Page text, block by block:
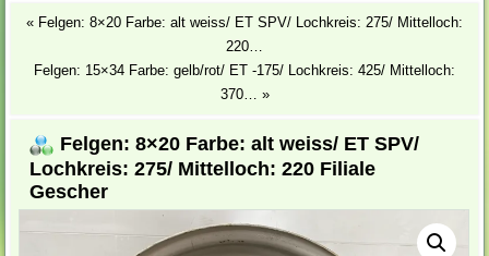
« Felgen: 8×20 Farbe: alt weiss/ ET SPV/ Lochkreis: 275/ Mittelloch:
220…
Felgen: 15×34 Farbe: gelb/rot/ ET -175/ Lochkreis: 425/ Mittelloch:
370… »
Felgen: 8×20 Farbe: alt weiss/ ET SPV/
Lochkreis: 275/ Mittelloch: 220 Filiale
Gescher